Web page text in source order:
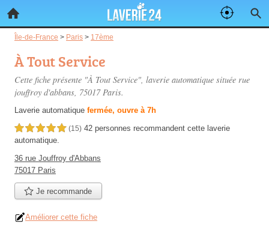
Île-de-France > Paris > 17ème
À Tout Service
Cette fiche présente "À Tout Service", laverie automatique située rue
jouffroy d'abbans, 75017 Paris.
Laverie automatique fermée, ouvre à 7h
5,0 étoiles sur 5 (15) 42 personnes recommandent cette laverie
automatique.
36 rue Jouffroy d'Abbans
75017 Paris
Je recommande
Améliorer cette fiche